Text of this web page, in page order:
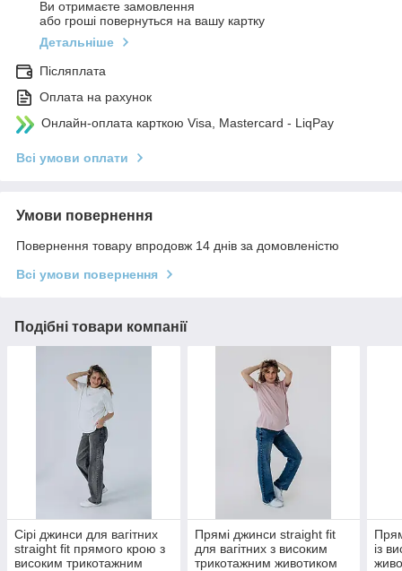
Ви отримаєте замовлення
або гроші повернуться на вашу картку
Детальніше
Післяплата
Оплата на рахунок
Онлайн-оплата карткою Visa, Mastercard - LiqPay
Всі умови оплати
Умови повернення
Повернення товару впродовж 14 днів за домовленістю
Всі умови повернення
Подібні товари компанії
Сірі джинси для вагітних
straight fit прямого крою з
високим трикотажним
Прямі джинси straight fit
для вагітних з високим
трикотажним животиком
із